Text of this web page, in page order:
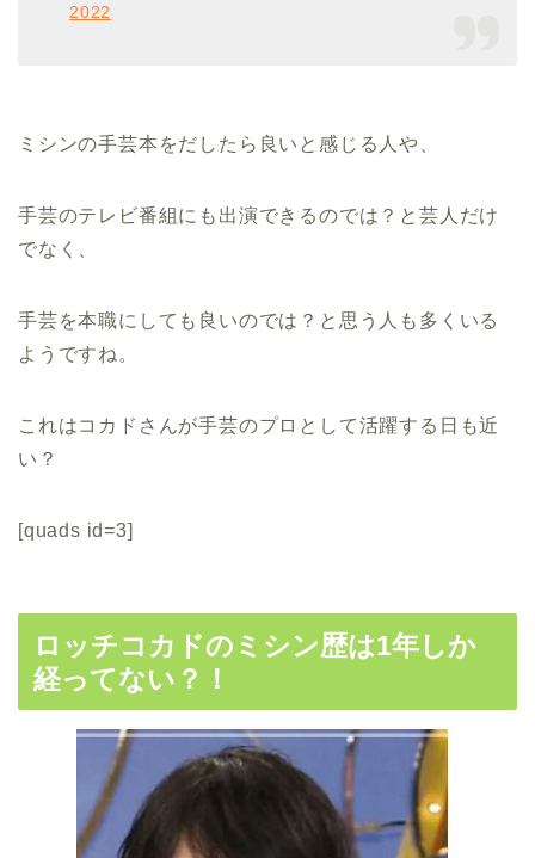
2022
ミシンの手芸本をだしたら良いと感じる人や、
手芸のテレビ番組にも出演できるのでは？と芸人だけ
でなく、
手芸を本職にしても良いのでは？と思う人も多くいる
ようですね。
これはコカドさんが手芸のプロとして活躍する日も近
い？
[quads id=3]
ロッチコカドのミシン歴は1年しか
経ってない？！